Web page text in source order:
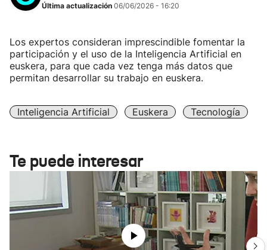
Última actualización 06/06/2026 - 16:20
Los expertos consideran imprescindible fomentar la
participación y el uso de la Inteligencia Artificial en
euskera, para que cada vez tenga más datos que
permitan desarrollar su trabajo en euskera.
Inteligencia Artificial Euskera Tecnología
Te puede interesar